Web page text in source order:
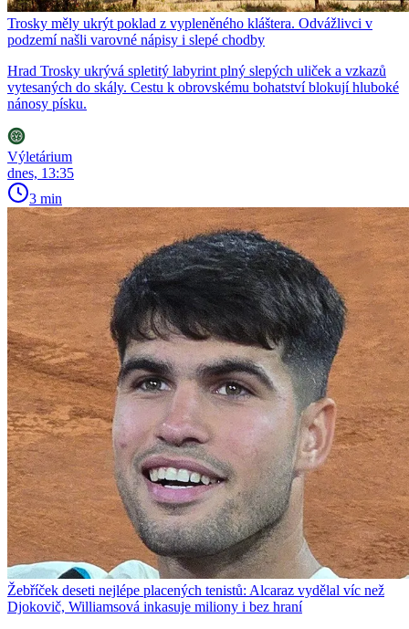
Trosky měly ukrýt poklad z vypleněného kláštera. Odvážlivci v
podzemí našli varovné nápisy i slepé chodby
Hrad Trosky ukrývá spletitý labyrint plný slepých uliček a vzkazů
vytesaných do skály. Cestu k obrovskému bohatství blokují hluboké
nánosy písku.
Výletárium
dnes, 13:35
3 min
Žebříček deseti nejlépe placených tenistů: Alcaraz vydělal víc než
Djokovič, Williamsová inkasuje miliony i bez hraní